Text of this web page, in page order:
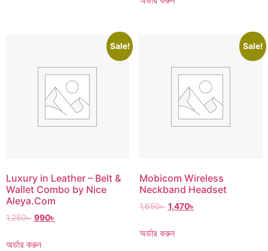
Sale!
Luxury in Leather – Belt &
Wallet Combo by Nice
Aleya.Com
1,250৳ 990৳
অর্ডার করুন
Sale!
Mobicom Wireless
Neckband Headset
1,650৳ 1,470৳
অর্ডার করুন